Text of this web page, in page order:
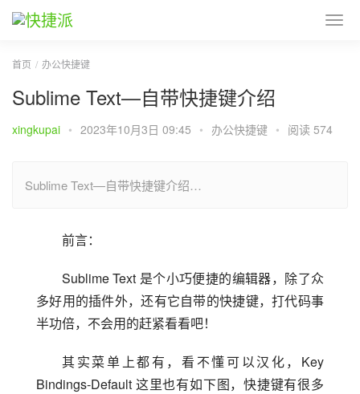
首页 办公快捷键
Sublime Text—自带快捷键介绍
xingkupai • 2023年10月3日 09:45 • 办公快捷键 • 阅读 574
Sublime Text—自带快捷键介绍…
前言：
Sublime Text 是个小巧便捷的编辑器，除了众
多好用的插件外，还有它自带的快捷键，打代码事
半功倍，不会用的赶紧看看吧！
其实菜单上都有，看不懂可以汉化，Key
Bindings-Default 这里也有如下图，快捷键有很多